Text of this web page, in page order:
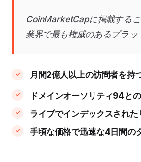
CoinMarketCapに掲載する
業界で最も権威のあるプラッ
月間2億人以上の訪問者を持
ドメインオーソリティ94と
ライブでインデックスされた
手頃な価格で迅速な4日間の